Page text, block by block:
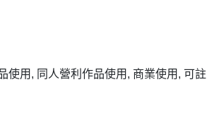
使用, 同人營利作品使用, 商業使用, 可註